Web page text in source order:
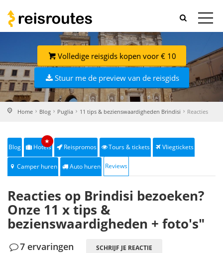
Volledige reisgids kopen voor € 10
Stuur me de preview van de reisgids
Home Blog Puglia 11 tips & bezienswaardigheden Brindisi Reacties
Blog Hotels
★
Reispromos Tours & tickets Vliegtickets
Camper huren Auto huren Reviews
Reacties op Brindisi bezoeken?
Onze 11 x tips &
bezienswaardigheden + foto's"
7 ervaringen SCHRIJF JE REACTIE